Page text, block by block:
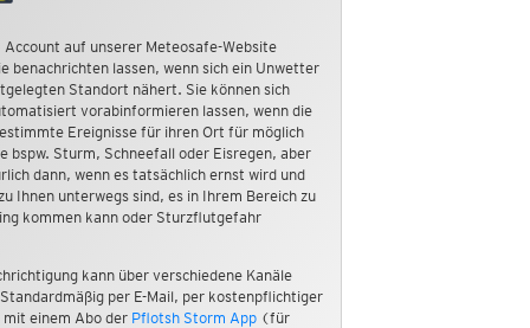
Account auf unserer Meteosafe-Website
benachrichten lassen, wenn sich ein Unwetter
Standort nähert. Sie können sich
vorabinformieren lassen, wenn die
Ereignisse für ihren Ort für möglich
bspw. Sturm, Schneefall oder Eisregen, aber
dann, wenn es tatsächlich ernst wird und
Ihnen unterwegs sind, es in Ihrem Bereich zu
kommen kann oder Sturzflutgefahr
kann über verschiedene Kanäle
per E-Mail, per kostenpflichtiger
mit einem Abo der Pflotsh Storm App(für